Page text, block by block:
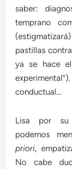
saber:
temprano
pastillas
ya se hace
conductual…
Lisa por
podemos
priori,
No cabe